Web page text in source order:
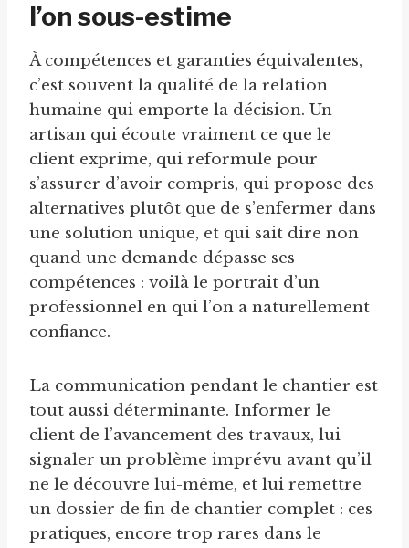
l’on sous-estime
À compétences et garanties équivalentes,
c’est souvent la qualité de la relation
humaine qui emporte la décision. Un
artisan qui écoute vraiment ce que le
client exprime, qui reformule pour
s’assurer d’avoir compris, qui propose des
alternatives plutôt que de s’enfermer dans
une solution unique, et qui sait dire non
quand une demande dépasse ses
compétences : voilà le portrait d’un
professionnel en qui l’on a naturellement
confiance.
La communication pendant le chantier est
tout aussi déterminante. Informer le
client de l’avancement des travaux, lui
signaler un problème imprévu avant qu’il
ne le découvre lui-même, et lui remettre
un dossier de fin de chantier complet : ces
pratiques, encore trop rares dans le